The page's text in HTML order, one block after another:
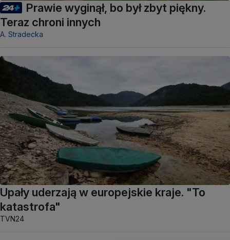
Prawie wyginął, bo był zbyt piękny.
Teraz chroni innych
A. Stradecka
Upały uderzają w europejskie kraje. "To
katastrofa"
TVN24